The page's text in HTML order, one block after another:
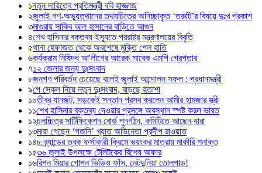
১নতুন দায়িত্বে প্রতিমন্ত্রী ববি হাজ্জাজ
২জুলাই গণ-অভ্যুত্থানের তথ্যচিত্রে অনিচ্ছাকৃত ‘ত্রুটি’র বিষয়ে দুঃখ প্রকাশ
৩মাগুরায় সাকিব আল হাসানের বাড়িতে আগুন
৪শেখ হাসিনার বক্তব্য ইস্যুতে পররাষ্ট্র মন্ত্রণালয়ের বিবৃতি
৫থানা হেফাজত থেকে অবশেষে মুক্তি পেল হাতি
৬কর্যক্রাম নিষিদ্ধ আ'লীগের আরেক সাবেক এমপি গ্রেপ্তার
৭১২ জেলার জন্য দুঃসংবাদ
৮জনগণ পরিবর্তন চেয়েছে বলেই জুলাই আন্দোলন সফল : প্রধানমন্ত্রী
৯পে স্কেল নিয়ে নতুন দুঃসংবাদ, বাড়ছে হতাশা
১০তীব্র যানজট, সড়কেই সন্তান প্রসব করলেন আমীর হামজার স্ত্রী
১১শেখ হাসিনার বক্তব্য দেওয়ার প্রসঙ্গে অবস্থান স্পষ্ট করল ভারত
১২চলচ্চিত্র সার্টিফিকেশন বোর্ড পুনর্গঠন, কমিটিতে আছেন যারা
১৩মারা গেছেন ‘গজনি’ খ্যাত অভিনেতা প্রদীপ রাওয়াত
১৪৮ ব্র্যান্ডের ত্বক ফর্সাকারী ক্রিমে ভয়ংকর মাত্রায় মার্কারি শনাক্ত
১৫৩৬ জুলাই উপলক্ষে টেলিটকের বিশেষ অফার
১৬রিপন মিয়ার গোপন ভিডিও ফাঁস, নেটদুনিয়া তোলপাড়!